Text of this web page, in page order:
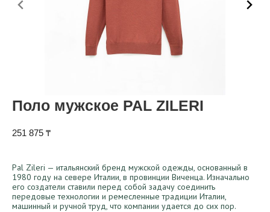
Поло мужское PAL ZILERI
251 875 ₸
Pal Zileri — итальянский бренд мужской одежды, основанный в
1980 году на севере Италии, в провинции Виченца. Изначально
его создатели ставили перед собой задачу соединить
передовые технологии и ремесленные традиции Италии,
машинный и ручной труд, что компании удается до сих пор.